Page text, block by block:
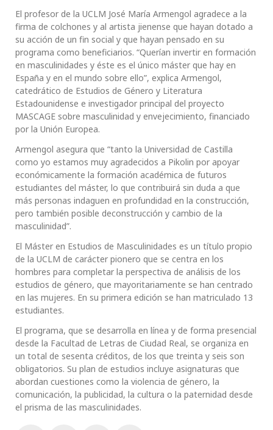
El profesor de la UCLM José María Armengol agradece a la
firma de colchones y al artista jienense que hayan dotado a
su acción de un fin social y que hayan pensado en su
programa como beneficiarios. “Querían invertir en formación
en masculinidades y éste es el único máster que hay en
España y en el mundo sobre ello”, explica Armengol,
catedrático de Estudios de Género y Literatura
Estadounidense e investigador principal del proyecto
MASCAGE sobre masculinidad y envejecimiento, financiado
por la Unión Europea.
Armengol asegura que “tanto la Universidad de Castilla
como yo estamos muy agradecidos a Pikolin por apoyar
económicamente la formación académica de futuros
estudiantes del máster, lo que contribuirá sin duda a que
más personas indaguen en profundidad en la construcción,
pero también posible deconstrucción y cambio de la
masculinidad”.
El Máster en Estudios de Masculinidades es un título propio
de la UCLM de carácter pionero que se centra en los
hombres para completar la perspectiva de análisis de los
estudios de género, que mayoritariamente se han centrado
en las mujeres. En su primera edición se han matriculado 13
estudiantes.
El programa, que se desarrolla en línea y de forma presencial
desde la Facultad de Letras de Ciudad Real, se organiza en
un total de sesenta créditos, de los que treinta y seis son
obligatorios. Su plan de estudios incluye asignaturas que
abordan cuestiones como la violencia de género, la
comunicación, la publicidad, la cultura o la paternidad desde
el prisma de las masculinidades.